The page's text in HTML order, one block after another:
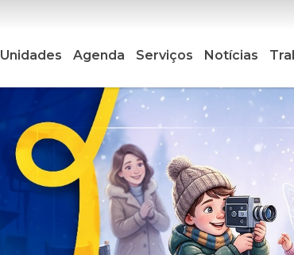
Unidades Agenda Serviços Notícias